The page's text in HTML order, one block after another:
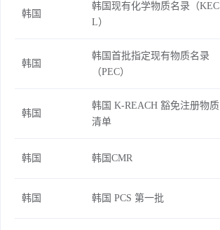
韩国
韩国现有化学物质名录（KEC
L）
韩国
韩国首批指定现有物质名录
（PEC）
韩国
韩国 K-REACH 豁免注册物质
清单
韩国 韩国CMR
韩国 韩国 PCS 第一批